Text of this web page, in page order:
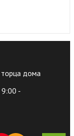
торца дома
-